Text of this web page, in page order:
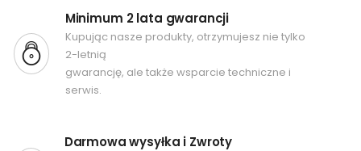
Minimum 2 lata gwarancji
Kupując nasze produkty, otrzymujesz nie tylko
2-letnią
gwarancję, ale także wsparcie techniczne i
serwis.
Darmowa wysyłka i Zwroty